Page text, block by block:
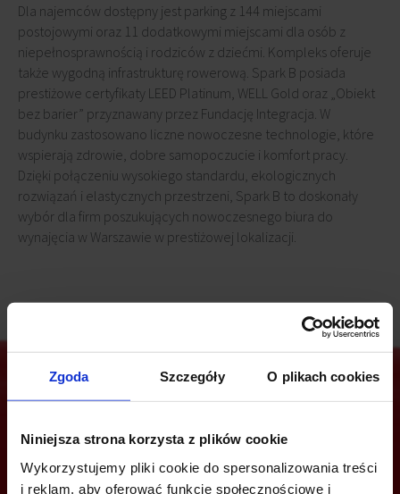
Zgoda Szczegóły O plikach cookies
Niniejsza strona korzysta z plików cookie
Wykorzystujemy pliki cookie do spersonalizowania treści
i reklam, aby oferować funkcje społecznościowe i
Dla najemców dostępny jest parking z 144 miejscami
postojowymi oraz 11 dodatkowymi miejscami dla osób z
niepełnosprawnością i rodziców z dziećmi. Kompleks oferuje
także wygodną infrastrukturę rowerową. Spark B posiada
prestiżowe certyfikaty LEED Platinum, WELL Gold oraz „Obiekt
bez barier” przyznawany przez Fundację Integracja. W
budynku zastosowano liczne nowoczesne technologie, które
wspierają zdrowie, dobre samopoczucie i komfort pracy.
Dzięki połączeniu wysokiego standardu, ekologicznych
rozwiązań i elastycznych przestrzeni, Spark B to doskonały
wybór dla firm poszukujących nowoczesnego biura do
wynajęcia w Warszawie w prestiżowej lokalizacji.
Jesteś zainteresowany tą ofertą?